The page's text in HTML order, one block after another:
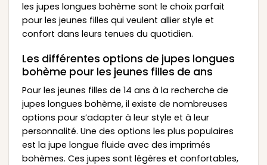
les jupes longues bohème sont le choix parfait
pour les jeunes filles qui veulent allier style et
confort dans leurs tenues du quotidien.
Les différentes options de jupes longues
bohème pour les jeunes filles de ans
Pour les jeunes filles de 14 ans à la recherche de
jupes longues bohème, il existe de nombreuses
options pour s’adapter à leur style et à leur
personnalité. Une des options les plus populaires
est la jupe longue fluide avec des imprimés
bohèmes. Ces jupes sont légères et confortables,